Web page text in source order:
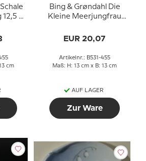
x
cm
Bing & Grøndahl Die
Kleine Meerjungfrau
6531
EUR 20,07
Artikelnr.: B531-455
Maß: H: 13 cm x B: 13 cm
AUF LAGER
Zur Ware